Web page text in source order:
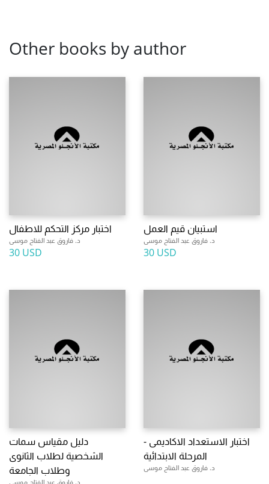
Other books by author
اختبار مركز التحكم للاطفال
د. فاروق عبد الفتاح موسى
30 USD
استبيان قيم العمل
د. فاروق عبد الفتاح موسى
30 USD
دليل مقياس سمات
الشخصية لطلاب الثانوى
وطلاب الجامعة
د. فاروق عبد الفتاح موسى
اختبار الاستعداد الاكاديمى -
المرحلة الابتدائية
د. فاروق عبد الفتاح موسى